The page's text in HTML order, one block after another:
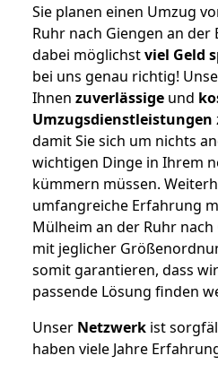
Sie planen einen Umzug
Ruhr nach Giengen an
dabei möglichstviel Geld
bei uns genau richtig!
Ihnen zuverlässige und
Umzugsdienstleistungen
damit Sie sich um nichts
wichtigen Dinge in Ihrem
kümmern müssen.
umfangreiche Erfahrung
Mülheim an der Ruhr
mit jeglicher
somit garantieren, dass
passende Lösung finden
Unser Netzwerk ist
haben viele Jahre